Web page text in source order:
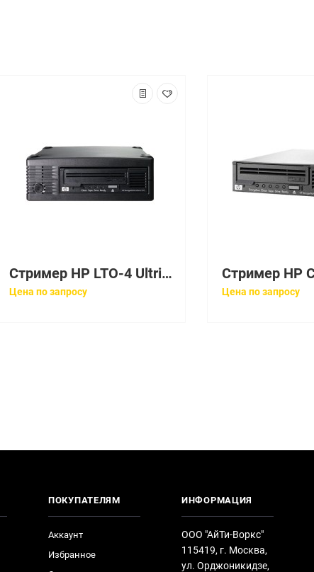
Стример HP LTO-4 Ultrium 1760 External SCSI Tape Drive [EH922B]
Цена по запросу Цена по запросу
ПОКУПАТЕЛЯМ
Аккаунт
Избранное
ИНФОРМАЦИЯ
ООО "АйТи-Воркс"
115419, г. Москва,
ул. Орджоникидзе,